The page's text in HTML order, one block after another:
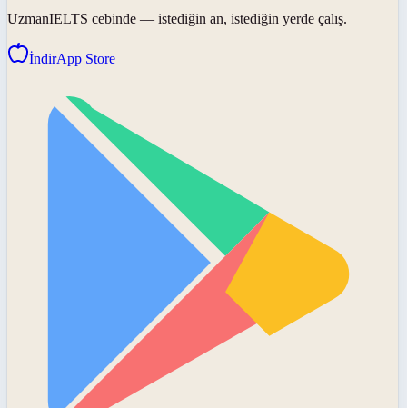
UzmanIELTS cebinde — istediğin an, istediğin yerde çalış.
İndirApp Store